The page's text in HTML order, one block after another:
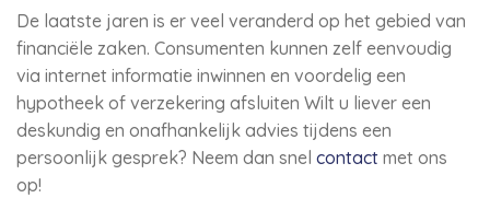
De laatste jaren is er veel veranderd op het gebied van
financiële zaken. Consumenten kunnen zelf eenvoudig
via internet informatie inwinnen en voordelig een
hypotheek of verzekering afsluiten Wilt u liever een
deskundig en onafhankelijk advies tijdens een
persoonlijk gesprek? Neem dan snel contact met ons
op!